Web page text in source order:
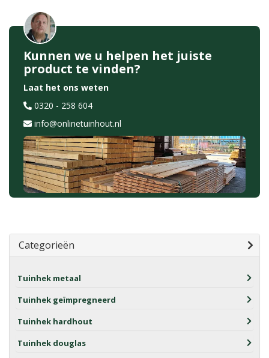
Categorieën
Tuinhek metaal
Tuinhek geïmpregneerd
Tuinhek hardhout
Tuinhek douglas
Kunnen we u helpen het juiste
product te vinden?
Laat het ons weten
0320 - 258 604
info@onlinetuinhout.nl